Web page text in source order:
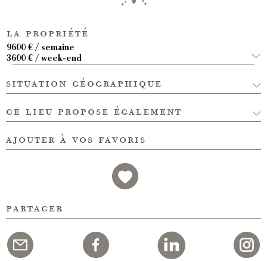
la propriété
9600 € / semaine
3600 € / week-end
situation géographique
ce lieu propose également
ajouter à vos favoris
partager